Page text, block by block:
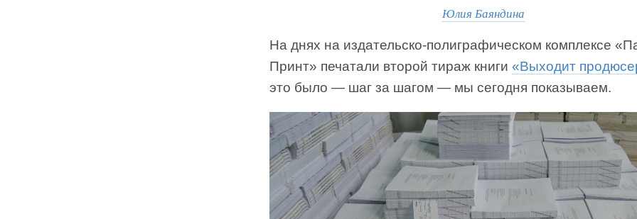
Юлия Баяндина
На днях на издательско-полиграфическом комплексе
Принт» печатали второй тираж книги «Выходит
это было — шаг за шагом — мы сегодня показываем.